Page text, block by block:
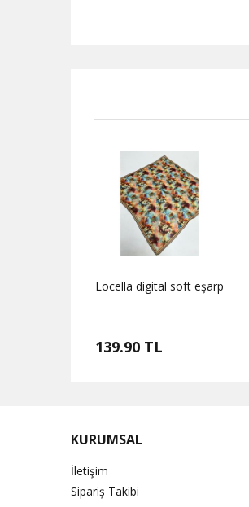
Locella digital soft eşarp
139.90 TL
KURUMSAL
İletişim
Sipariş Takibi